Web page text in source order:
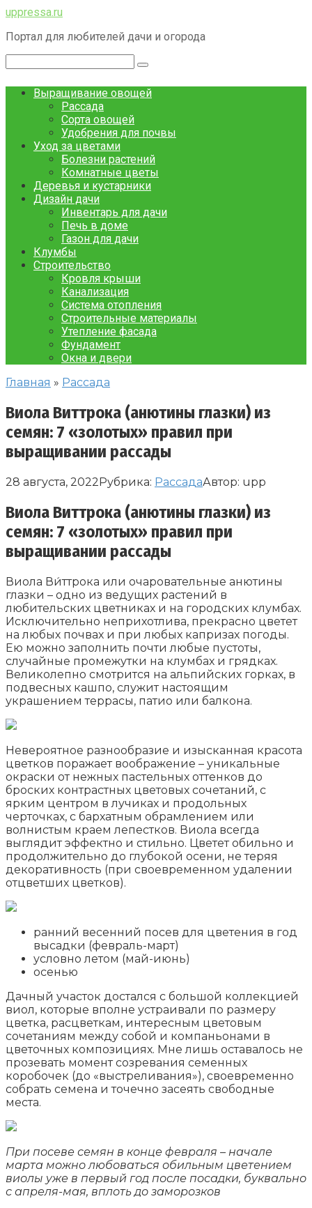
Перейти
контенту
uppressa.ru
Портал для любителей дачи и огорода
Выращивание овощей
Рассада
Сорта овощей
Удобрения для почвы
Уход за цветами
Болезни растений
Комнатные цветы
Деревья и кустарники
Дизайн дачи
Инвентарь для дачи
Печь в доме
Газон для дачи
Клумбы
Строительство
Кровля крыши
Канализация
Система отопления
Строительные материалы
Утепление фасада
Фундамент
Окна и двери
Главная » Рассада
Виола Виттрока (анютины глазки) из
семян: 7 «золотых» правил при
выращивании рассады
28 августа, 2022Рубрика: РассадаАвтор: upp
Виола Виттрока (анютины глазки) из
семян: 7 «золотых» правил при
выращивании рассады
Виола Ви́ттрока или очаровательные анютины
глазки – одно из ведущих растений в
любительских цветниках и на городских клумбах.
Исключительно неприхотлива, прекрасно цветет
на любых почвах и при любых капризах погоды.
Ею можно заполнить почти любые пустоты,
случайные промежутки на клумбах и грядках.
Великолепно смотрится на альпийских горках, в
подвесных кашпо, служит настоящим
украшением террасы, патио или балкона.
Невероятное разнообразие и изысканная красота
цветков поражает воображение – уникальные
окраски от нежных пастельных оттенков до
броских контрастных цветовых сочетаний, с
ярким центром в лучиках и продольных
черточках, с бархатным обрамлением или
волнистым краем лепестков. Виола всегда
выглядит эффектно и стильно. Цветет обильно и
продолжительно до глубокой осени, не теряя
декоративность (при своевременном удалении
отцветших цветков).
ранний весенний посев для цветения в год
высадки (февраль-март)
условно летом (май-июнь)
осенью
Дачный участок достался с большой коллекцией
виол, которые вполне устраивали по размеру
цветка, расцветкам, интересным цветовым
сочетаниям между собой и компаньонами в
цветочных композициях. Мне лишь оставалось не
прозевать момент созревания семенных
коробочек (до «выстреливания»), своевременно
собрать семена и точечно засеять свободные
места.
При посеве семян в конце февраля – начале
марта можно любоваться обильным цветением
виолы уже в первый год после посадки, буквально
с апреля-мая, вплоть до заморозков